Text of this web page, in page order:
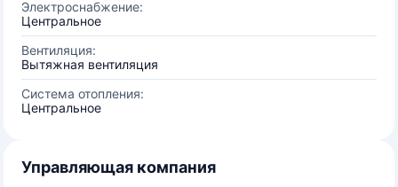
Электроснабжение:
Центральное
Вентиляция:
Вытяжная вентиляция
Система отопления:
Центральное
Управляющая компания